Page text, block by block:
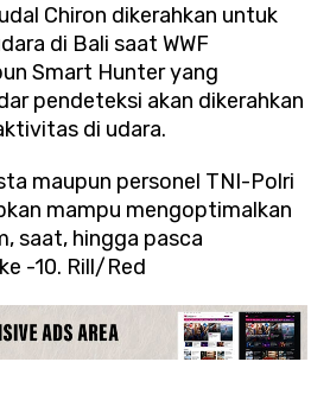
Chiron dikerahkan untuk
di Bali saat WWF
Smart Hunter yang
pendeteksi akan dikerahkan
di udara.
maupun personel TNI-Polri
mampu mengoptimalkan
saat, hingga pasca
-10. Rill/Red